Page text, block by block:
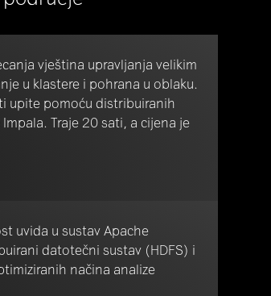
vještina upravljanja velikim
u klastere i pohrana u oblaku.
upite pomoću distribuiranih
Traje 20 sati, a cijena je
uvida u sustav Apache
datotečni sustav (HDFS) i
načina analize